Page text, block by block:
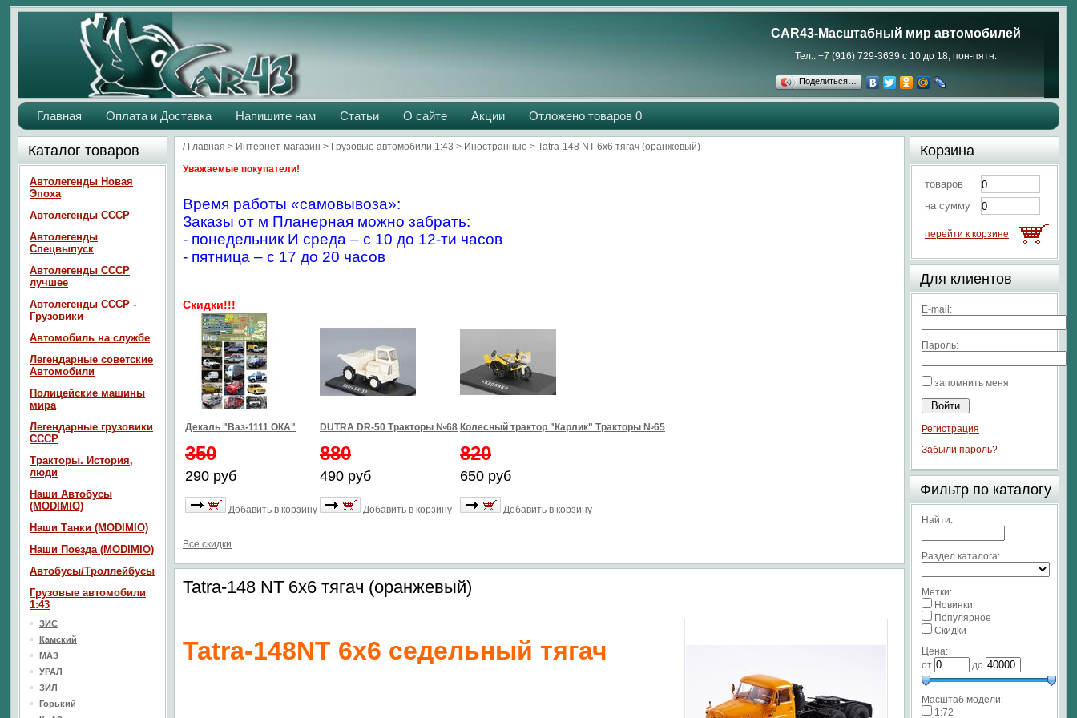
CAR43-Масштабный мир автомобилей
Тел.: +7 (916) 729-3639 с 10 до 18, пон-пятн.
Поделиться…
Главная Оплата и Доставка Напишите нам Статьи О сайте Акции Отложено товаров 0
/ Главная > Интернет-магазин > Грузовые автомобили 1:43 > Иностранные > Tatra-148 NT 6x6 тягач (оранжевый)
Уважаемые покупатели!
Время работы «самовывоза»:
Заказы от м Планерная можно забрать:
- понедельник И среда – с 10 до 12-ти часов
- пятница – с 17 до 20 часов
Скидки!!!
Декаль "Ваз-1111 ОКА"
350
290 руб
Добавить в корзину
DUTRA DR-50 Тракторы №68
880
490 руб
Добавить в корзину
Колесный трактор "Карлик" Тракторы №65
820
650 руб
Добавить в корзину
Все скидки
Tatra-148 NT 6x6 тягач (оранжевый)
Tatra-148NT 6x6 седельный тягач
Каталог товаров
Автолегенды Новая
Эпоха
Автолегенды СССР
Автолегенды
Спецвыпуск
Автолегенды СССР
лучшее
Автолегенды СССР -
Грузовики
Автомобиль на службе
Легендарные советские
Автомобили
Полицейские машины
мира
Легендарные грузовики
СССР
Тракторы. История,
люди
Наши Автобусы
(MODIMIO)
Наши Танки (MODIMIO)
Наши Поезда (MODIMIO)
Автобусы/Троллейбусы
Грузовые автомобили
1:43
ЗИС
Камский
МАЗ
УРАЛ
ЗИЛ
Горький
Корзина
товаров
на сумму
перейти к корзине
Для клиентов
E-mail:
Пароль:
запомнить меня
Регистрация
Забыли пароль?
Фильтр по каталогу
Найти:
Раздел каталога:
Метки:
Новинки
Популярное
Скидки
Цена:
от
до
Масштаб модели:
1:72